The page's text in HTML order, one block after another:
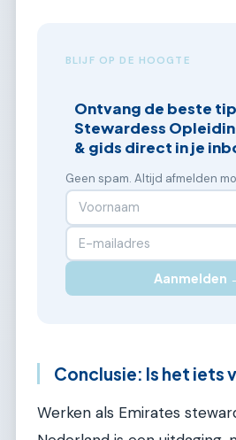
BLIJF OP DE HOOGTE
Ontvang de beste
Stewardess
& gids direct in je
Geen spam. Altijd afmelden
Aanmelden
Conclusie: Is het iets
Werken als Emirates